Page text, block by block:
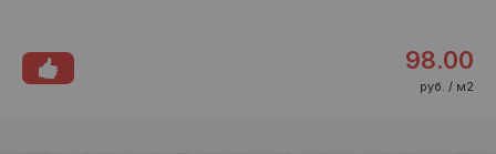
98.00
руб. / м2